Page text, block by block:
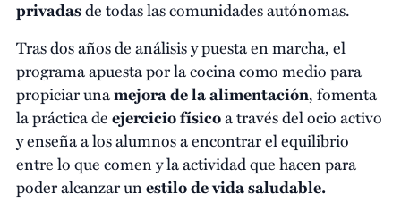
privadasde todas las comunidades autónomas.
Tras dos años de análisis y puesta en marcha, el
programa apuesta por la cocina como medio para
propiciar unamejora de la alimentación, fomenta
la práctica deejercicio físicoa través del ocio activo
y enseña a los alumnos a encontrar el equilibrio
entre lo que comen y la actividad que hacen para
poder alcanzar unestilo de vida saludable.